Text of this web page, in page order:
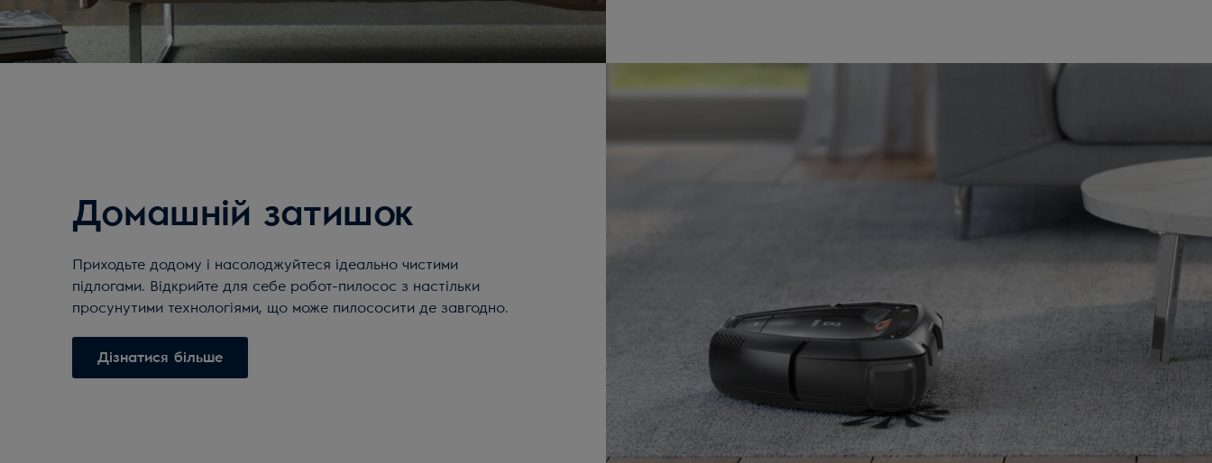
Домашній затишок
Приходьте додому і насолоджуйтеся ідеально чистими
підлогами. Відкрийте для себе робот-пилосос з настільки
просунутими технологіями, що може пилососити де завгодно.
Дізнатися більше